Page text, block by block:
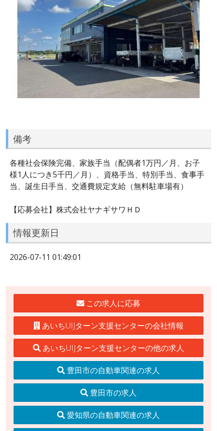
備考
各種社会保険完備、家族手当（配偶者1万円／月、お子
様1人につき5千円／月）、資格手当、特別手当、食事手
当、誕生日手当、交通費規定支給（無料駐車場有）
【応募会社】株式会社ヤナギサワＨＤ
情報更新日
2026-07-11 01:49:01
この求人に応募
あいちUIJターン支援センターの会社情報
あいちUIJターン支援センターの他の求人
豊田市の自動車関連の求人
豊田市の求人
愛知県の自動車関連の求人